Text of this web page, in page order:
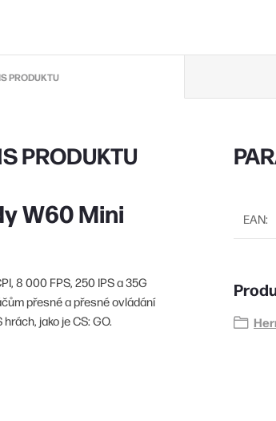
PRODUKTU
PRODUKTU
W60 Mini
8 000 FPS, 250 IPS a 35G
přesné a přesné ovládání
jako je CS: GO.
EAN: